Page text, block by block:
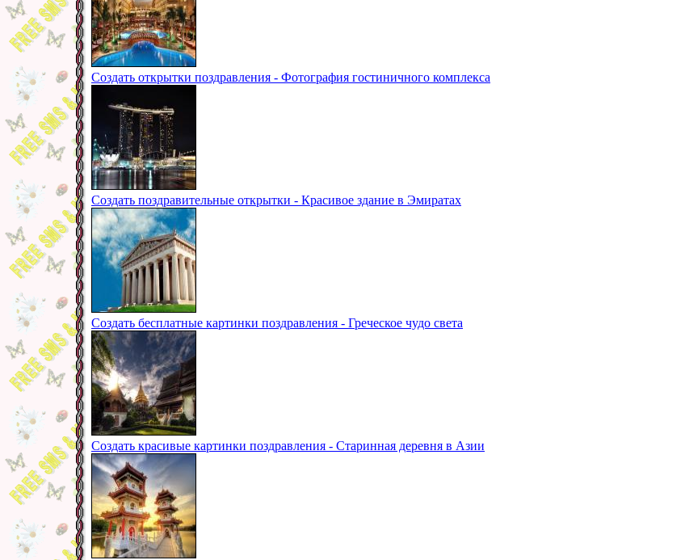
Создать открытки поздравления - Фотография гостиничного комплекса
Создать поздравительные открытки - Красивое здание в Эмиратах
Создать бесплатные картинки поздравления - Греческое чудо света
Создать красивые картинки поздравления - Старинная деревня в Азии